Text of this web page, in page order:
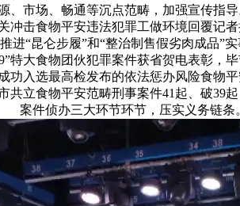
、市场、畅通等沉点范畴，加强宣传指
冲击食物平安违法犯罪工做环境回覆记
进“昆仑步履”和“整治制售假劣肉成品”
特大食物团伙犯罪案件获省贺电表彰
功入选最高检发布的依法惩办风险食物
共立食物平安范畴刑事案件41起、破39
案件侦办三大环节环节，压实义务链